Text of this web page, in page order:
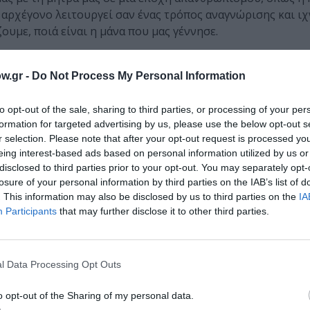
- Do Not Process My Personal Information
opt-out of the sale, sharing to third parties, or processing of your
for targeted advertising by us, please use the below opt-out
selection. Please note that after your opt-out request is processed
interest-based ads based on personal information utilized by us
to third parties prior to your opt-out. You may separately
of your personal information by third parties on the IAB’s list of
This information may also be disclosed by us to third parties on the
Participants that may further disclose it to other third parties.
Data Processing Opt Outs
opt-out of the Sharing of my personal data.
λειτουργεί σαν ένας τρόπος αναγνώρισης και
ποιά είναι η μάνα που μας γέννησε.
αρχέγονο στην εποχή της ψηφιακής
δεν έχουν ποτέ εκλείψει από το ανθρώπινο DNA.
για την καθεμιά και τον καθένα μας, είναι ανάγκη
πραγματική μας ταυτότητα και να την διαφυλάξουμε.
αλλά δεν αφήνει τον εγκέφαλό μας να είναι σε
καθημερινών διαδικασιών στη ζωή μας, σαν μια
Να διαφυλάξουμε τη φύση από κάθε εκμετάλλευση που
γνωρίζουμε και θεωρούμε ως αυθεντικό. Τέλος,
– εκείνους που ελέγχουν το παρόν και το
τους.